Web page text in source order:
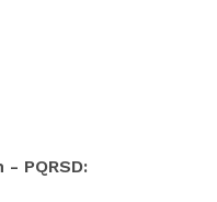
PQRSD: